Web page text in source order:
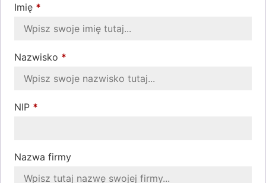
Imię *
Nazwisko *
NIP *
Nazwa firmy